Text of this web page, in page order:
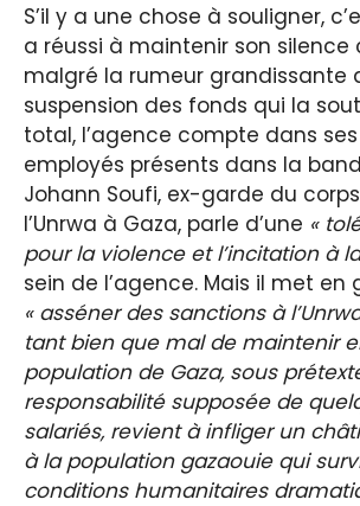
S’il y a une chose à souligner,
a réussi à maintenir son silence
malgré la rumeur grandissante
suspension des fonds qui la
total, l’agence compte dans ses
employés présents dans la
Johann Soufi, ex-garde du
l’Unrwa à Gaza, parle d’une «
pour la violence et l’incitation à
sein de l’agence. Mais il met en
« asséner des sanctions à
tant bien que mal de maintenir
population de Gaza, sous
responsabilité supposée de
salariés, revient à infliger un
à la population gazaouie qui
conditions humanitaires